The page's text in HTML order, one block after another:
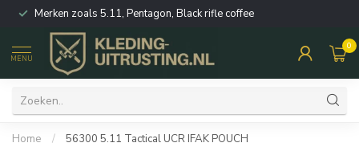
Merken zoals 5.11, Pentagon, Black rifle coffee
MENU
0
Home / 56300 5.11 Tactical UCR IFAK POUCH